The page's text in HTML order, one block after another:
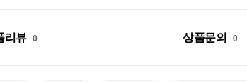
리뷰 0 상품문의 0